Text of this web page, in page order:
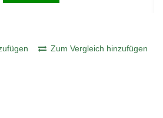
Zum Vergleich hinzufügen